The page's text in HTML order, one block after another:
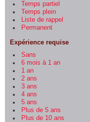
Temps partiel
Temps plein
Liste de rappel
Permanent
Expérience requise
Sans
6 mois à 1 an
1 an
2 ans
3 ans
4 ans
5 ans
Plus de 5 ans
Plus de 10 ans